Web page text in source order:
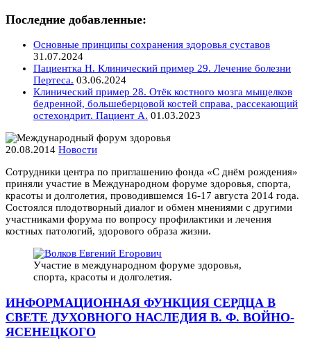
Последние добавленные:
Основные принципы сохранения здоровья суставов
31.07.2024
Пациентка Н. Клинический пример 29. Лечение болезни
Пертеса. 03.06.2024
Клинический пример 28. Отёк костного мозга мыщелков
бедренной, большеберцовой костей справа, рассекающий
остехондрит. Пациент А. 01.03.2023
20.08.2014 Новости
Сотрудники центра по приглашению фонда «С днём рождения»
приняли участие в Международном форуме здоровья, спорта,
красоты и долголетия, проводившемся 16-17 августа 2014 года.
Состоялся плодотворный диалог и обмен мнениями с другими
участниками форума по вопросу профилактики и лечения
костных патологий, здорового образа жизни.
Участие в международном форуме здоровья,
спорта, красоты и долголетия.
ИНФОРМАЦИОННАЯ ФУНКЦИЯ СЕРДЦА В
СВЕТЕ ДУХОВНОГО НАСЛЕДИЯ В. Ф. ВОЙНО-
ЯСЕНЕЦКОГО